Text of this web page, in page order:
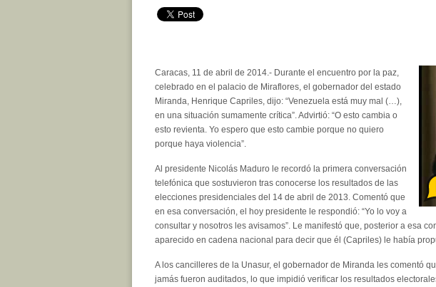
Caracas, 11 de abril de 2014.- Durante el encuentro por la paz,
celebrado en el palacio de Miraflores, el gobernador del estado
Miranda, Henrique Capriles, dijo: “Venezuela está muy mal (…),
en una situación sumamente crítica”. Advirtió: “O esto cambia o
esto revienta. Yo espero que esto cambie porque no quiero
porque haya violencia”.
Al presidente Nicolás Maduro le recordó la primera conversación
telefónica que sostuvieron tras conocerse los resultados de las
elecciones presidenciales del 14 de abril de 2013. Comentó que
en esa conversación, el hoy presidente le respondió: “Yo lo voy a
consultar y nosotros les avisamos”. Le manifestó que, posterior a esa
aparecido en cadena nacional para decir que él (Capriles) le había
A los cancilleres de la Unasur, el gobernador de Miranda les comentó
jamás fueron auditados, lo que impidió verificar los resultados